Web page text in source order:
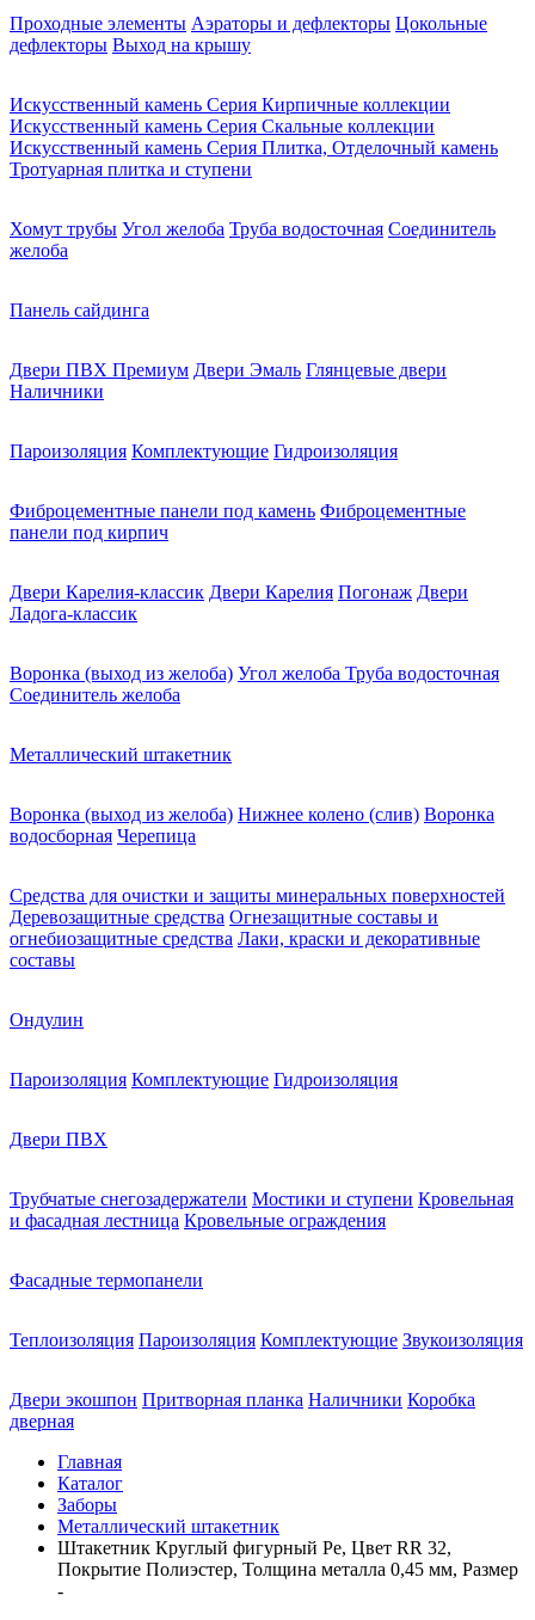
Проходные элементы Аэраторы и дефлекторы Цокольные
дефлекторы Выход на крышу
Искусственный камень Серия Кирпичные коллекции
Искусственный камень Серия Скальные коллекции
Искусственный камень Серия Плитка, Отделочный камень
Тротуарная плитка и ступени
Хомут трубы Угол желоба Труба водосточная Соединитель
желоба
Панель сайдинга
Двери ПВХ Премиум Двери Эмаль Глянцевые двери
Наличники
Пароизоляция Комплектующие Гидроизоляция
Фиброцементные панели под камень Фиброцементные
панели под кирпич
Двери Карелия-классик Двери Карелия Погонаж Двери
Ладога-классик
Воронка (выход из желоба) Угол желоба Труба водосточная
Соединитель желоба
Металлический штакетник
Воронка (выход из желоба) Нижнее колено (слив) Воронка
водосборная Черепица
Средства для очистки и защиты минеральных поверхностей
Деревозащитные средства Огнезащитные составы и
огнебиозащитные средства Лаки, краски и декоративные
составы
Ондулин
Пароизоляция Комплектующие Гидроизоляция
Двери ПВХ
Трубчатые снегозадержатели Мостики и ступени Кровельная
и фасадная лестница Кровельные ограждения
Фасадные термопанели
Теплоизоляция Пароизоляция Комплектующие Звукоизоляция
Двери экошпон Притворная планка Наличники Коробка
дверная
Главная
Каталог
Заборы
Металлический штакетник
Штакетник Круглый фигурный Pe, Цвет RR 32,
Покрытие Полиэстер, Толщина металла 0,45 мм, Размер
-